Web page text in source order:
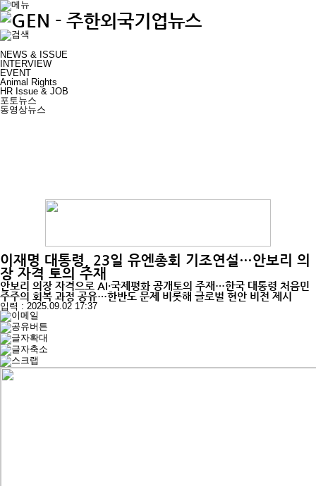
NEWS & ISSUE
INTERVIEW
EVENT
Animal Rights
HR Issue & JOB
포토뉴스
동영상뉴스
이재명 대통령, 23일 유엔총회 기조연설…안보리 의
장 자격 토의 주재
안보리 의장 자격으로 AI·국제평화 공개토의 주재…한국 대통령 처음민
주주의 회복 과정 공유…한반도 문제 비롯해 글로벌 현안 비전 제시
입력 : 2025.09.02 17:37